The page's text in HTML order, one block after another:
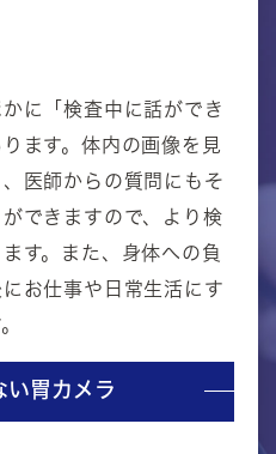
に「検査中に話ができ
ます。体内の画像を見
医師からの質問にもそ
できますので、より検
す。また、身体への負
お仕事や日常生活にす
い胃カメラ